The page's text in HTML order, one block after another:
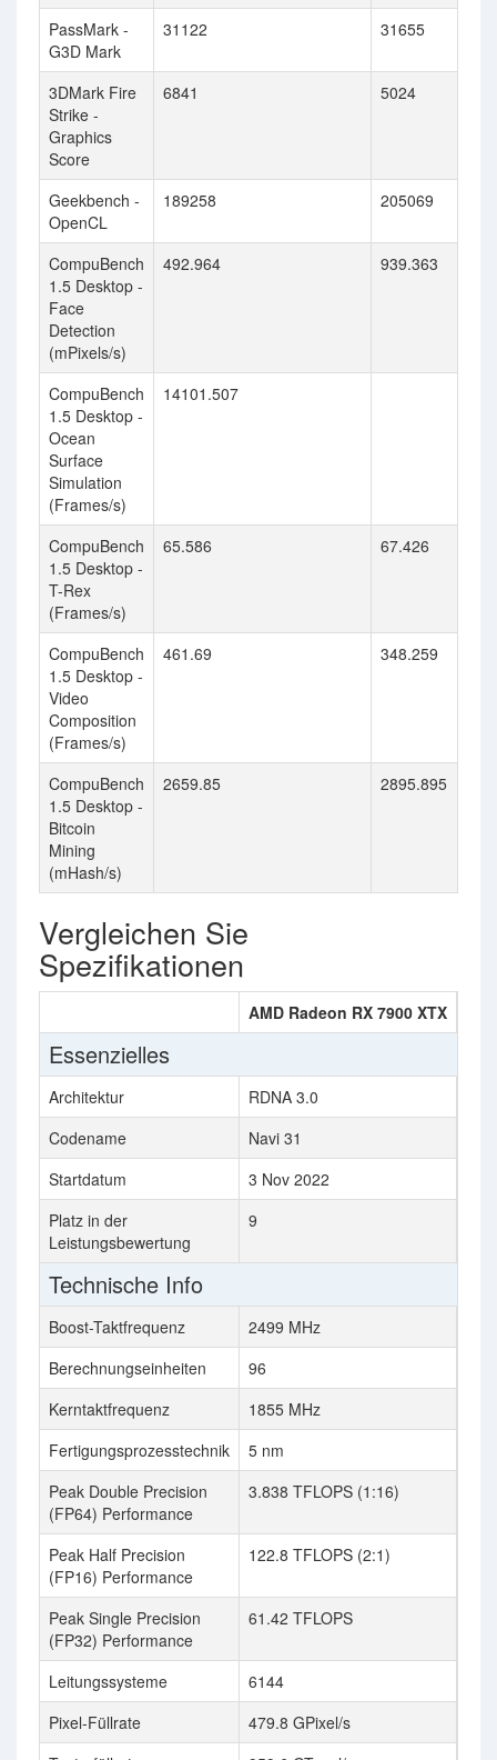
PassMark -
G3D Mark
31122 31655
3DMark Fire
Strike -
Graphics
Score
6841 5024
Geekbench -
OpenCL
189258 205069
CompuBench
1.5 Desktop -
Face
Detection
(mPixels/s)
492.964 939.363
CompuBench
1.5 Desktop -
Ocean
Surface
Simulation
(Frames/s)
14101.507
CompuBench
1.5 Desktop -
T-Rex
(Frames/s)
65.586 67.426
CompuBench
1.5 Desktop -
Video
Composition
(Frames/s)
461.69 348.259
CompuBench
1.5 Desktop -
Bitcoin
Mining
(mHash/s)
2659.85 2895.895
Vergleichen Sie
Spezifikationen
AMD Radeon RX 7900 XTX
Essenzielles
Architektur RDNA 3.0
Codename
Navi 31
Startdatum
3 Nov 2022
Platz in der
Leistungsbewertung
9
Technische Info
Boost-Taktfrequenz 2499 MHz
Berechnungseinheiten
96
Kerntaktfrequenz
1855 MHz
Fertigungsprozesstechnik
5 nm
Peak Double Precision
(FP64) Performance
3.838 TFLOPS (1:16)
Peak Half Precision
(FP16) Performance
122.8 TFLOPS (2:1)
Peak Single Precision
(FP32) Performance
61.42 TFLOPS
Leitungssysteme 6144
Pixel-Füllrate
479.8 GPixel/s